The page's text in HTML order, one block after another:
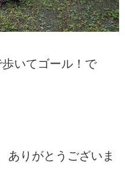
いてゴール！で
りがとうございま